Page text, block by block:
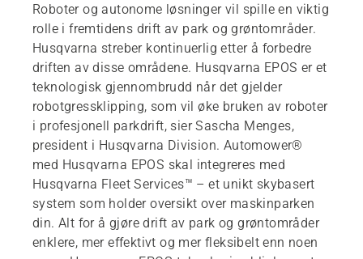
Roboter og autonome løsninger vil spille en viktig
rolle i fremtidens drift av park og grøntområder.
Husqvarna streber kontinuerlig etter å forbedre
driften av disse områdene. Husqvarna EPOS er et
teknologisk gjennombrudd når det gjelder
robotgressklipping, som vil øke bruken av roboter
i profesjonell parkdrift, sier Sascha Menges,
president i Husqvarna Division. Automower®
med Husqvarna EPOS skal integreres med
Husqvarna Fleet Services™ – et unikt skybasert
system som holder oversikt over maskinparken
din. Alt for å gjøre drift av park og grøntområder
enklere, mer effektivt og mer fleksibelt enn noen